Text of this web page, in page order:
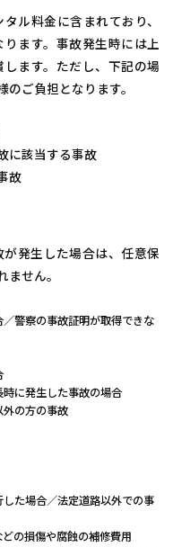
ル料金に含まれており、
ます。事故発生時には上
ます。ただし、下記の場
ご負担となります。
に該当する事故
故
発生した場合は、任意保
せん。
警察の事故証明が取得できな
に発生した事故の場合
の方の事故
た場合／法定道路以外での事
の損傷や腐蝕の補修費用